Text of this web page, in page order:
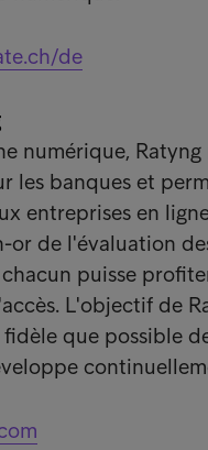
de
numérique,
les banques et
entreprises en
or de l'évaluation
puisse
L'objectif de
que possible